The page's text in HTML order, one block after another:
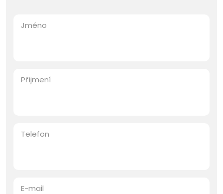
Jméno
Příjmení
Telefon
E-mail